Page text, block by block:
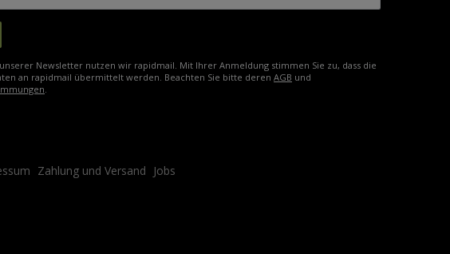
Newsletter nutzen wir rapidmail. Mit Ihrer Anmeldung stimmen Sie zu, dass die
an rapidmail übermittelt werden. Beachten Sie bitte deren AGB und
.
Zahlung und Versand Jobs